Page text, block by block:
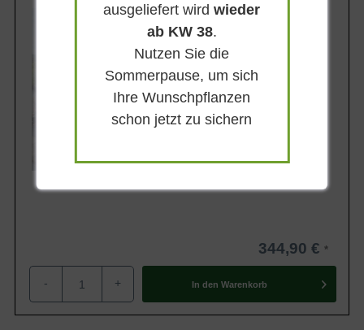
Wuchsendhöhe
10 - 12 m
Belaubung
Immergrün
Blatt- / Nadelfarbe
Blaugrau
Rinde
Braunrot
344,90 €
- + In den Warenkorb
ausgeliefert wirdwieder
ab KW 38.
Nutzen Sie die
Sommerpause, um sich
Ihre Wunschpflanzen
schon jetzt zu sichern